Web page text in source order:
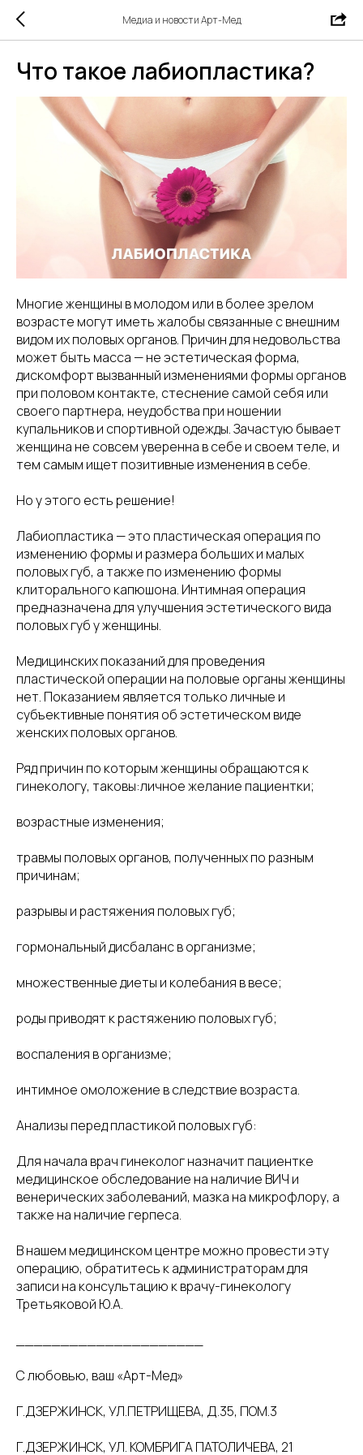
Медиа и новости Арт-Мед
Что такое лабиопластика?
Многие женщины в молодом или в более зрелом
возрасте могут иметь жалобы связанные с внешним
видом их половых органов. Причин для недовольства
может быть масса — не эстетическая форма,
дискомфорт вызванный изменениями формы органов
при половом контакте, стеснение самой себя или
своего партнера, неудобства при ношении
купальников и спортивной одежды. Зачастую бывает
женщина не совсем уверенна в себе и своем теле, и
тем самым ищет позитивные изменения в себе.
Но у этого есть решение!
Лабиопластика — это пластическая операция по
изменению формы и размера больших и малых
половых губ, а также по изменению формы
клиторального капюшона. Интимная операция
предназначена для улучшения эстетического вида
половых губ у женщины.
Медицинских показаний для проведения
пластической операции на половые органы женщины
нет. Показанием является только личные и
субъективные понятия об эстетическом виде
женских половых органов.
Ряд причин по которым женщины обращаются к
гинекологу, таковы:личное желание пациентки;
возрастные изменения;
травмы половых органов, полученных по разным
причинам;
разрывы и растяжения половых губ;
гормональный дисбаланс в организме;
множественные диеты и колебания в весе;
роды приводят к растяжению половых губ;
воспаления в организме;
интимное омоложение в следствие возраста.
Анализы перед пластикой половых губ:
Для начала врач гинеколог назначит пациентке
медицинское обследование на наличие ВИЧ и
венерических заболеваний, мазка на микрофлору, а
также на наличие герпеса.
В нашем медицинском центре можно провести эту
операцию, обратитесь к администраторам для
записи на консультацию к врачу-гинекологу
Третьяковой Ю.А.
С любовью, ваш «Арт-Мед»
Г.ДЗЕРЖИНСК, УЛ.ПЕТРИЩЕВА, Д.35, ПОМ.3
Г.ДЗЕРЖИНСК, УЛ. КОМБРИГА ПАТОЛИЧЕВА, 21